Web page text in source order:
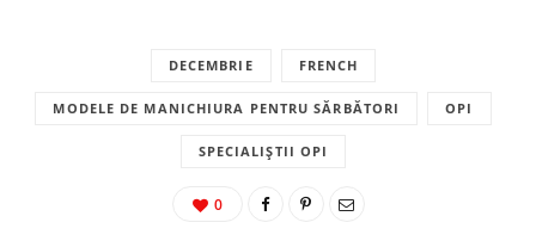
DECEMBRIE FRENCH
MODELE DE MANICHIURA PENTRU SĂRBĂTORI OPI
SPECIALIȘTII OPI
0